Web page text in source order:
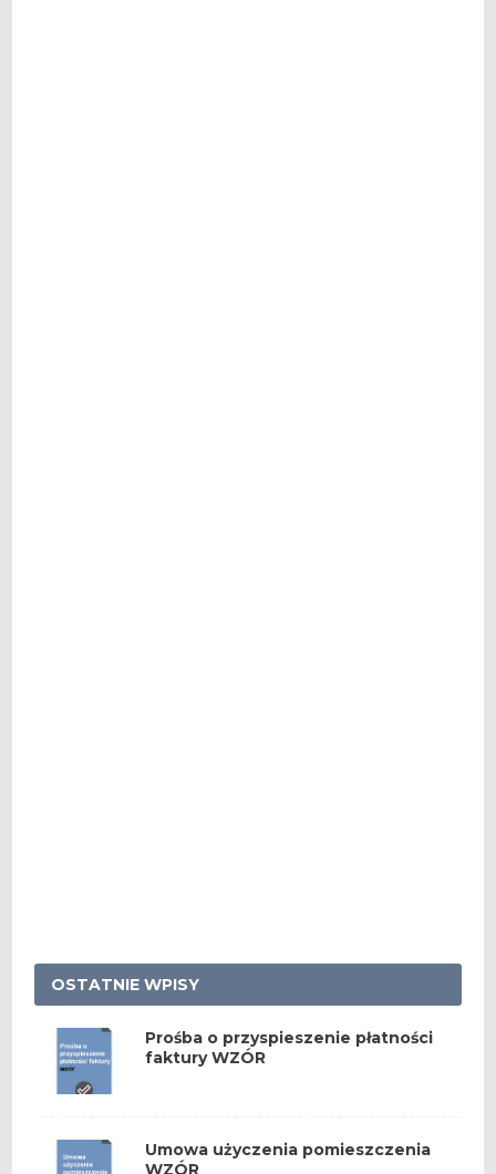
OSTATNIE WPISY
Prośba o przyspieszenie płatności
faktury WZÓR
Umowa użyczenia pomieszczenia
WZÓR